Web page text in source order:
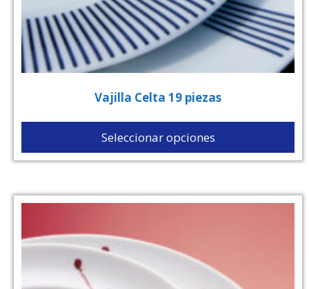
Vajilla Celta 19 piezas
Seleccionar opciones